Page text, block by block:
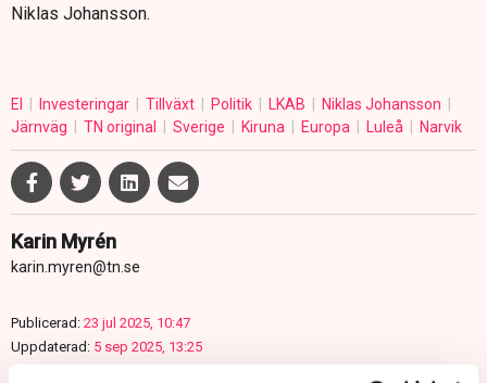
Niklas Johansson.
El Investeringar Tillväxt Politik LKAB
Niklas Johansson
Järnväg
TN original Sverige Kiruna Europa Luleå Narvik
Karin Myrén
karin.myren@tn.se
Publicerad: 23 jul 2025, 10:47
Uppdaterad: 5 sep 2025, 13:25